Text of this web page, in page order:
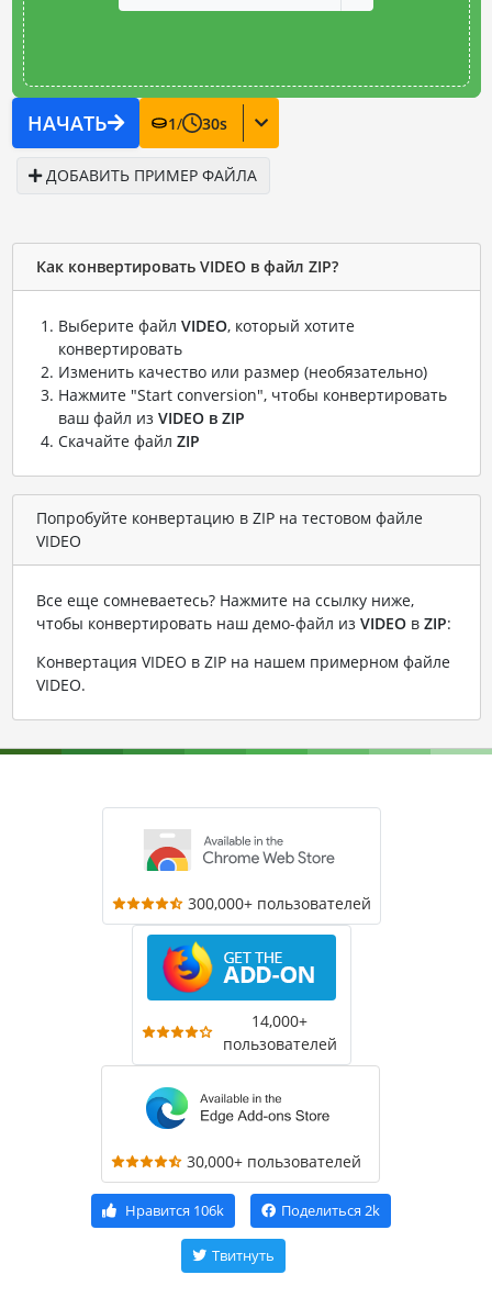
НАЧАТЬ 1/ 30s
ДОБАВИТЬ ПРИМЕР ФАЙЛА
Как конвертировать VIDEO в файл ZIP?
Выберите файл VIDEO, который хотите
конвертировать
Изменить качество или размер (необязательно)
Нажмите "Start conversion", чтобы конвертировать
ваш файл из VIDEO в ZIP
Скачайте файл ZIP
Попробуйте конвертацию в ZIP на тестовом файле
VIDEO
Все еще сомневаетесь? Нажмите на ссылку ниже,
чтобы конвертировать наш демо-файл из VIDEOв ZIP:
Конвертация VIDEO в ZIP на нашем примерном файле
VIDEO.
300,000+ пользователей
14,000+
пользователей
30,000+ пользователей
Нравится 106k Поделиться 2k
Твитнуть